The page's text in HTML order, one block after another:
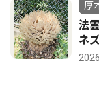
厚
法
ネ